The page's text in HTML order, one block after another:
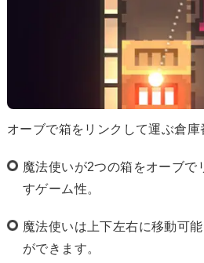
オーブで箱をリンクして運ぶ倉庫
魔法使いが2つの箱をオーブで
すゲーム性。
魔法使いは上下左右に移動可
ができます。